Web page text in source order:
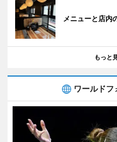
メニューと店内
もっと
ワールドフ